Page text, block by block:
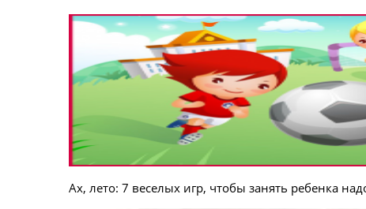
Ах, лето: 7 веселых игр, чтобы занять ребенка